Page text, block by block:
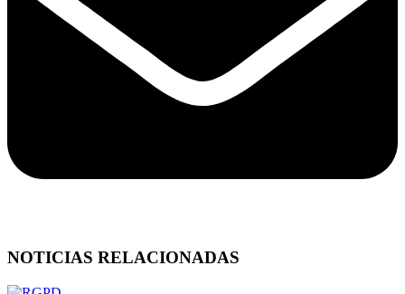
NOTICIAS RELACIONADAS